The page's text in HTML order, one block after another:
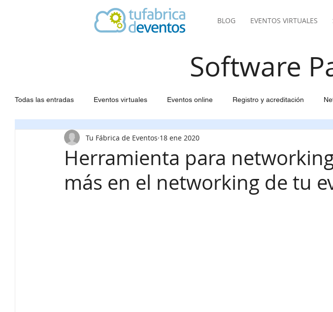
BLOG EVENTOS VIRTUALES
Todas las entradas Eventos virtuales Eventos online Registro y acreditación
Software para Eventos Agendas a medida
Seating para eventos Congresos científicos Gestión Viajes y Alojamiento
Herramienta para
más en el networking de tu
Tu Fábrica de Eventos 18 ene 2020
Software